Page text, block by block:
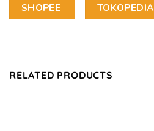
SHOPEE TOKOPEDIA
RELATED PRODUCTS